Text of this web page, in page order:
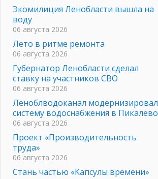
Экомилиция Ленобласти вышла на
воду
06 августа 2026
Лето в ритме ремонта
06 августа 2026
Губернатор Ленобласти сделал
ставку на участников СВО
06 августа 2026
Леноблводоканал модернизировал
систему водоснабжения в Пикалево
06 августа 2026
Проект «Производительность
труда»
06 августа 2026
Стань частью «Капсулы времени»